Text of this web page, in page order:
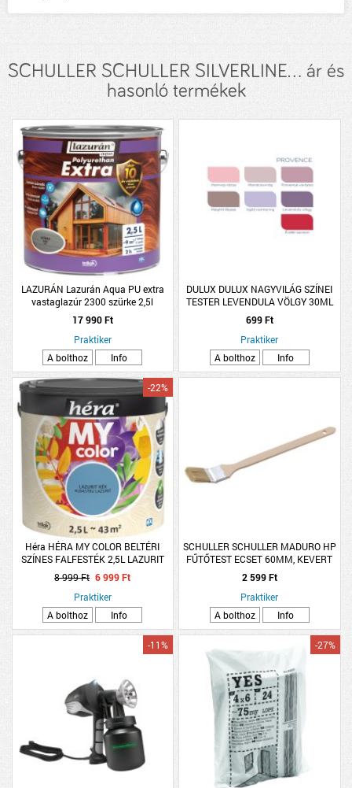
SCHULLER SCHULLER SILVERLINE... ár és
hasonló termékek
LAZURÁN Lazurán Aqua PU extra
vastaglazúr 2300 szürke 2,5l
17 990 Ft
Praktiker
A bolthoz
Info
DULUX DULUX NAGYVILÁG SZÍNEI
TESTER LEVENDULA VÖLGY 30ML
699 Ft
Praktiker
A bolthoz
Info
Héra HÉRA MY COLOR BELTÉRI
SZÍNES FALFESTÉK 2,5L LAZURIT
KÉK
-22%
8 999 Ft 6 999 Ft
Praktiker
A bolthoz
Info
SCHULLER SCHULLER MADURO HP
FŰTŐTEST ECSET 60MM, KEVERT
SÖRTE, NATÚR FANYÉL
2 599 Ft
Praktiker
A bolthoz
Info
-11% -27%